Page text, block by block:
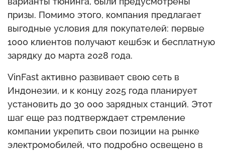
призы. Помимо этого, компания предлагает
выгодные условия для покупателей: первые
1000 клиентов получают кешбэк и бесплатную
зарядку до марта 2028 года.
VinFast активно развивает свою сеть в
Индонезии, и к концу 2025 года планирует
установить до 30 000 зарядных станций. Этот
шаг еще раз подтверждает стремление
компании укрепить свои позиции на рынке
электромобилей, что подробно освещено в